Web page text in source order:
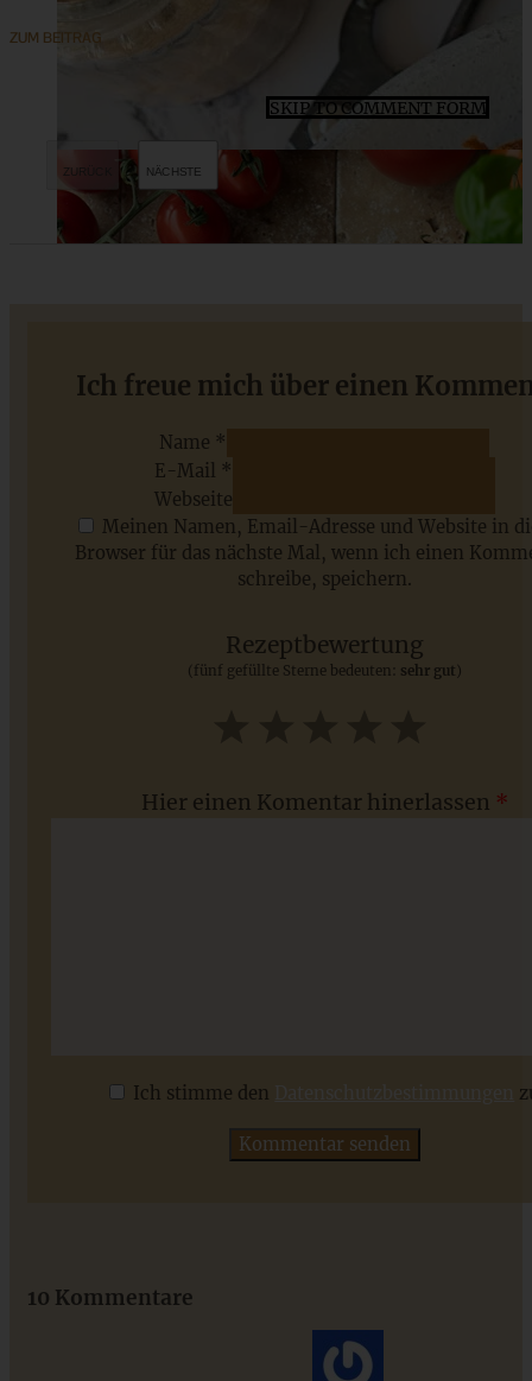
Omas bester Kartoffelsalat mit Brühe ganz einfach
ZUM BEITRAG
Saisonale Rezepte im Juli - meine 7 sommerlichen
SKIP TO COMMENT FORM
10 Kommentare
Ich freue mich über einen
Name *
E-Mail *
Webseite
Meinen Namen, Email-Adresse und Website in
Browser für das nächste Mal, wenn ich einen
schreibe, speichern.
Rezeptbewertung
(fünf gefüllte Sterne bedeuten: sehr gut )
Hier einen Komentar hinerlassen *
Ich stimme den